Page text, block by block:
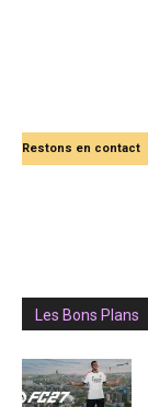
Restons en contact
Les Bons Plans